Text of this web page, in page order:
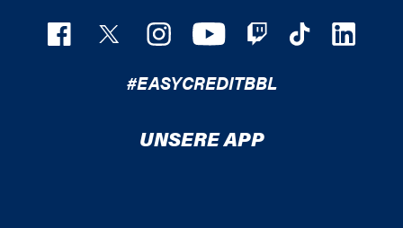
#EASYCREDITBBL
UNSERE APP